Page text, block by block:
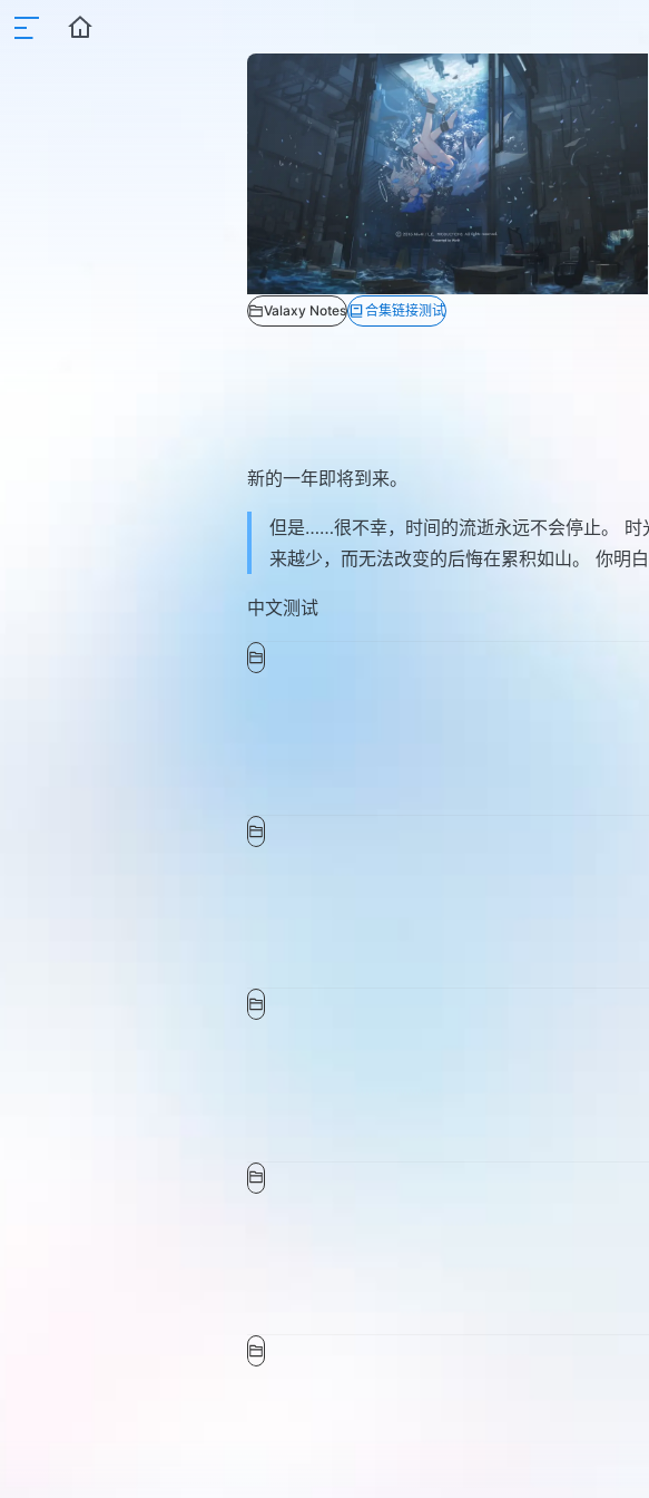
Valaxy Notes 合集链接测试
新的一年即将到来。
但是……很不幸，时间的流逝永远不会停止。 时
来越少，而无法改变的后悔在累积如山。 你明白
中文测试